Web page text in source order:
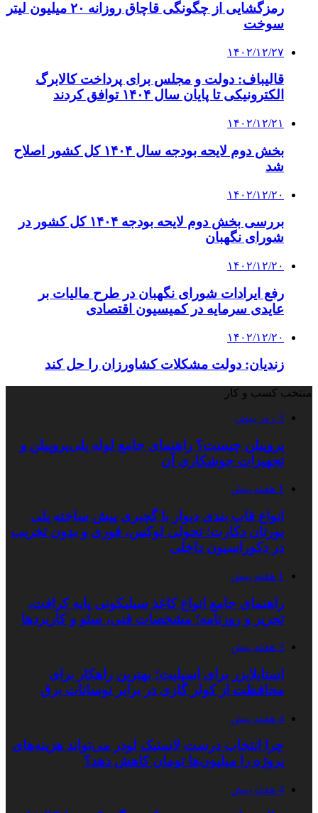
رمزگشایی از چگونگی قاچاق روزانه ۲۰ میلیون لیتر
سوخت
۱۴۰۲/۱۲/۲۷
قالیباف: دولت و مجلس برای پرداخت کالابرگ
الکترونیکی تا پایان سال ۱۴۰۴ توافق کردند
۱۴۰۲/۱۲/۲۱
بخش دوم لایحه بودجه سال ۱۴۰۴ کل کشور اصلاح
شد
۱۴۰۲/۱۲/۲۰
بررسی بخش دوم لایحه بودجه ۱۴۰۴ کل کشور در
شورای نگهبان
۱۴۰۲/۱۲/۲۰
رفع ایرادات شورای نگهبان در طرح مالیات بر
عایدی سرمایه در کمیسیون اقتصادی
۱۴۰۲/۱۲/۲۰
زندیان: دولت مشکلات کشاورزان را حل کند
منتخب کسب و کار
3 روز پیش
پروپیلن چیست؟ راهنمای جامع لوله پلی‌پروپیلن و
تجهیزات جوشکاری آن
1 هفته پیش
انواع قاب بندی دیوار با گچبری پیش ساخته پلی
یورتان دکارت؛ تحولی لوکس، فوری و بدون تخریب
در دکوراسیون داخلی
1 هفته پیش
راهنمای جامع انواع کاغذ سیلیکونی پایه کرافت،
تحریر و روزنامه؛ مشخصات فنی، سئو و کاربردها
3 هفته پیش
استابلایزر برای اسپلیت؛ بهترین راهکار برای
محافظت از کولر گازی در برابر نوسانات برق
4 هفته پیش
چرا انتخاب درست لاستیک لودر می‌تواند هزینه‌های
پروژه را میلیون‌ها تومان کاهش دهد؟
4 هفته پیش